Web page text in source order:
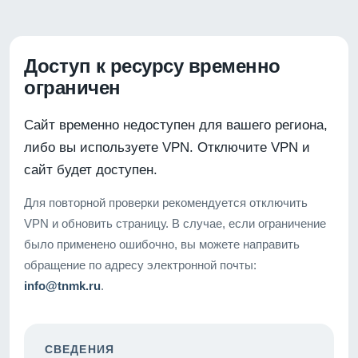
Доступ к ресурсу временно
ограничен
Сайт временно недоступен для вашего региона,
либо вы используете VPN. Отключите VPN и
сайт будет доступен.
Для повторной проверки рекомендуется отключить
VPN и обновить страницу. В случае, если ограничение
было применено ошибочно, вы можете направить
обращение по адресу электронной почты:
info@tnmk.ru.
СВЕДЕНИЯ